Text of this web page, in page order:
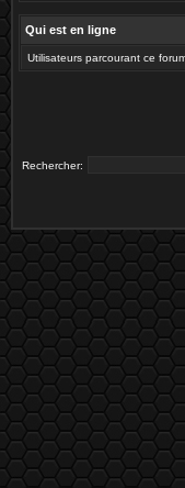
Qui est en ligne
Utilisateurs parcourant ce
Rechercher: